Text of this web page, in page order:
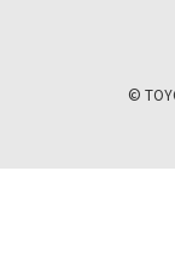
©